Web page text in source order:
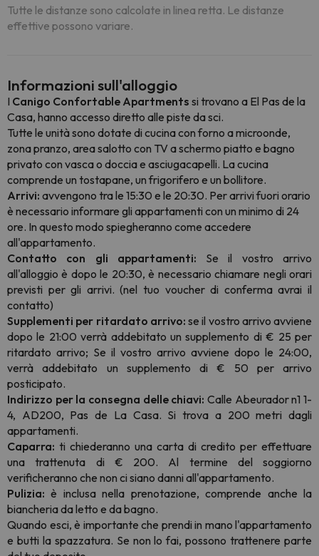
Tutte le distanze sono calcolate in linea retta. Le distanze
effettive possono variare.
Informazioni sull'alloggio
I Canigo Confortable Apartments si trovano a El Pas de la
Casa, hanno accesso diretto alle piste da sci.
Tutte le unità sono dotate di cucina con forno a microonde,
zona pranzo, area salotto con TV a schermo piatto e bagno
privato con vasca o doccia e asciugacapelli. La cucina
comprende un tostapane, un frigorifero e un bollitore.
Arrivi: avvengono tra le 15:30 e le 20:30. Per arrivi fuori orario
è necessario informare gli appartamenti con un minimo di 24
ore. In questo modo spiegheranno come accedere
all'appartamento.
Contatto con gli appartamenti: Se il vostro arrivo
all'alloggio è dopo le 20:30, è necessario chiamare negli orari
previsti per gli arrivi. (nel tuo voucher di conferma avrai il
contatto)
Supplementi per ritardato arrivo: se il vostro arrivo avviene
dopo le 21:00 verrà addebitato un supplemento di € 25 per
ritardato arrivo; Se il vostro arrivo avviene dopo le 24:00,
verrà addebitato un supplemento di € 50 per arrivo
posticipato.
Indirizzo per la consegna delle chiavi: Calle Abeurador n1 1-
4, AD200, Pas de La Casa. Si trova a 200 metri dagli
appartamenti.
Caparra: ti chiederanno una carta di credito per effettuare
una trattenuta di € 200. Al termine del soggiorno
verificheranno che non ci siano danni all'appartamento.
Pulizia: è inclusa nella prenotazione, comprende anche la
biancheria da letto e da bagno.
Quando esci, è importante che prendi in mano l'appartamento
e butti la spazzatura. Se non lo fai, possono trattenere parte